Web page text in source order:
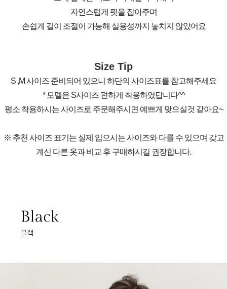
자연스럽게 핏을 잡아주며
손쉽게 길이 조절이 가능해 실용성까지 놓치지 않았어요
Size Tip
S ,M 사이즈 준비되어 있으니 하단의 사이즈표를 참고해주세요
* 모델은 S사이즈 편하게 착용하였답니다^^
평소 착용하시는 사이즈로 주문해주시면 예쁘게 맞으실것 같아요~
※ 추천 사이즈 표기는 실제 입으시는 사이즈와 다를 수 있으며 갖고
계신 다른 옷과 비교 후 구매하시길 권장합니다.